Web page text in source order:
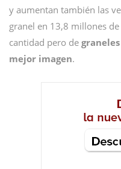
y aumentan también las
granel en 13,8 millones
cantidad pero de
mejor imagen.